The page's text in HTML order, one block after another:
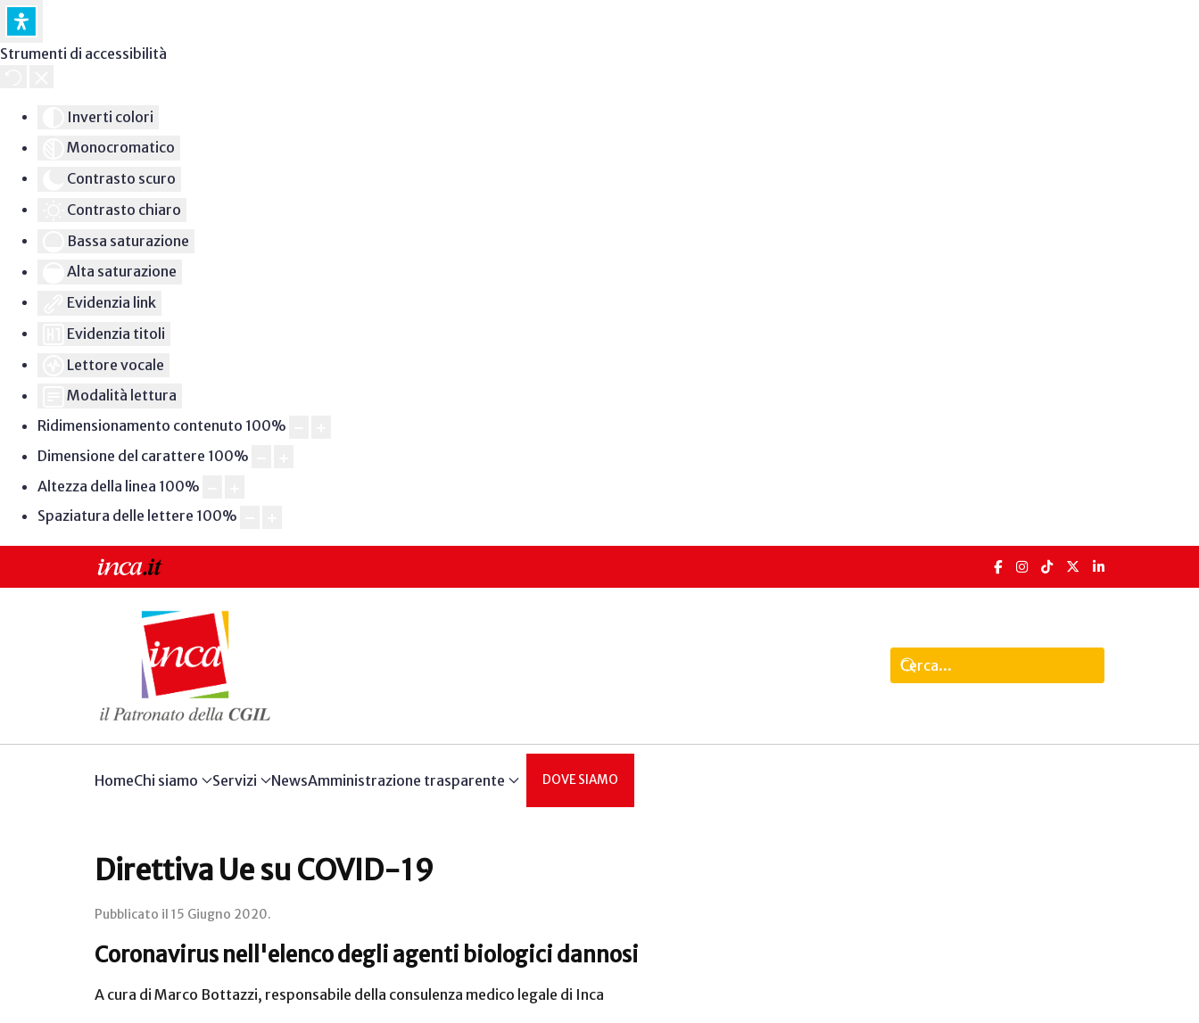
Strumenti di accessibilità
Inverti colori
Monocromatico
Contrasto scuro
Contrasto chiaro
Bassa saturazione
Alta saturazione
Evidenzia link
Evidenzia titoli
Lettore vocale
Modalità lettura
Ridimensionamento contenuto 100%
Dimensione del carattere 100%
Altezza della linea 100%
Spaziatura delle lettere 100%
HomeChi siamo Servizi NewsAmministrazione trasparente DOVE SIAMO
Direttiva Ue su COVID-19
Pubblicato il 15 Giugno 2020.
Coronavirus nell'elenco degli agenti biologici dannosi
A cura di Marco Bottazzi, responsabile della consulenza medico legale di Inca